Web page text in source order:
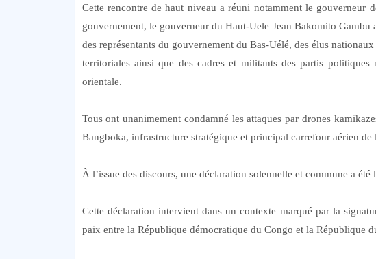
Cette rencontre de haut niveau a réuni notamment le gouverneur
gouvernement, le gouverneur du Haut-Uele Jean Bakomito
des représentants du gouvernement du Bas-Uélé, des élus
territoriales ainsi que des cadres et militants des partis
orientale.
Tous ont unanimement condamné les attaques par drones
Bangboka, infrastructure stratégique et principal carrefour aérien de
À l’issue des discours, une déclaration solennelle et commune a
Cette déclaration intervient dans un contexte marqué par la
paix entre la République démocratique du Congo et la République